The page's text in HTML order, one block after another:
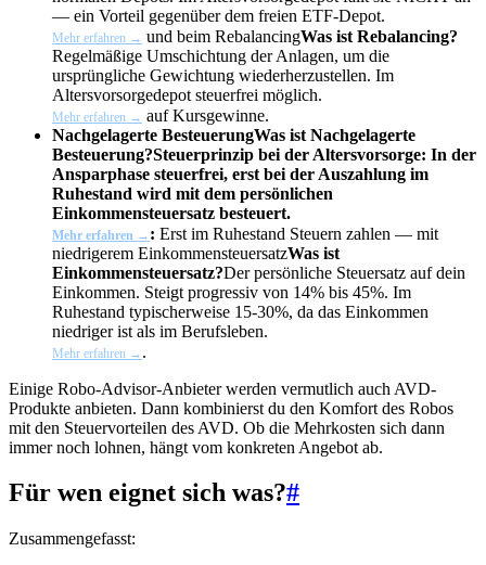
— ein Vorteil gegenüber dem freien ETF-Depot.
Mehr erfahren → und beim RebalancingWas ist Rebalancing?
Regelmäßige Umschichtung der Anlagen, um die
ursprüngliche Gewichtung wiederherzustellen. Im
Altersvorsorgedepot steuerfrei möglich.
Mehr erfahren → auf Kursgewinne.
Nachgelagerte BesteuerungWas ist Nachgelagerte
Besteuerung?Steuerprinzip bei der Altersvorsorge: In der
Ansparphase steuerfrei, erst bei der Auszahlung im
Ruhestand wird mit dem persönlichen
Einkommensteuersatz besteuert.
Mehr erfahren → : Erst im Ruhestand Steuern zahlen — mit
niedrigerem EinkommensteuersatzWas ist
Einkommensteuersatz?Der persönliche Steuersatz auf dein
Einkommen. Steigt progressiv von 14% bis 45%. Im
Ruhestand typischerweise 15-30%, da das Einkommen
niedriger ist als im Berufsleben.
Mehr erfahren → .
Einige Robo-Advisor-Anbieter werden vermutlich auch AVD-
Produkte anbieten. Dann kombinierst du den Komfort des Robos
mit den Steuervorteilen des AVD. Ob die Mehrkosten sich dann
immer noch lohnen, hängt vom konkreten Angebot ab.
Für wen eignet sich was?#
Zusammengefasst: